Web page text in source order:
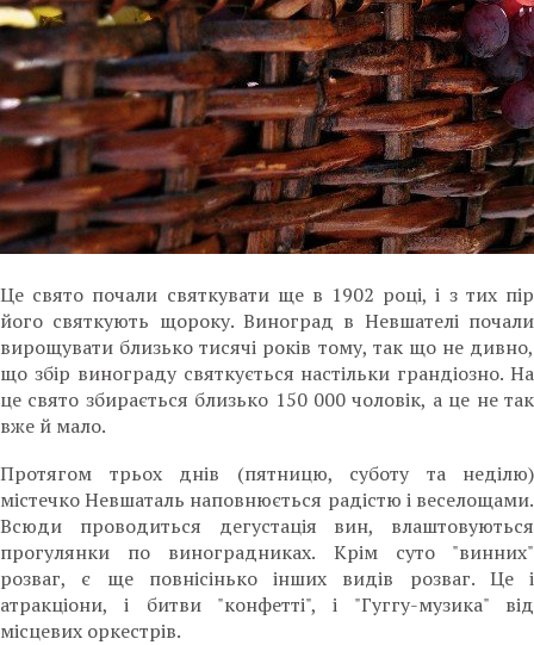
Це свято почали святкувати ще в 1902 році, і з тих пір
його святкують щороку. Виноград в Невшателі почали
вирощувати близько тисячі років тому, так що не дивно,
що збір винограду святкується настільки грандіозно. На
це свято збирається близько 150 000 чоловік, а це не так
вже й мало.
Протягом трьох днів (пятницю, суботу та неділю)
містечко Невшаталь наповнюється радістю і веселощами.
Всюди проводиться дегустація вин, влаштовуються
прогулянки по виноградниках. Крім суто "винних"
розваг, є ще повнісінько інших видів розваг. Це і
атракціони, і битви "конфетті", і "Гуггу-музика" від
місцевих оркестрів.